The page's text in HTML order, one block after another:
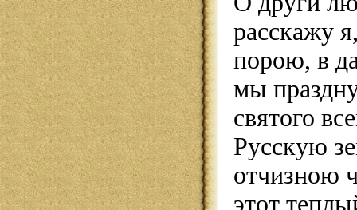
расскажу
порою, в
мы
святого
Русскую
отчизною
этот